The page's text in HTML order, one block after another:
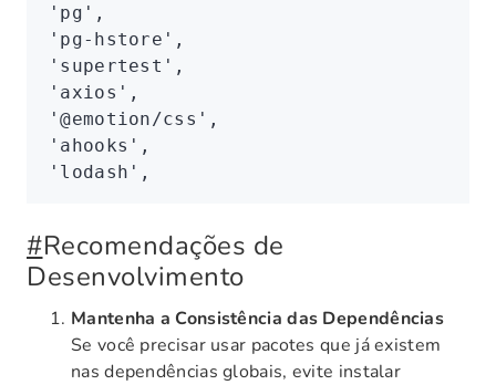
'pg' ,
'pg-hstore' ,
'supertest' ,
'axios' ,
'@emotion/css' ,
'ahooks' ,
'lodash' ,
#Recomendações de
Desenvolvimento
Mantenha a Consistência das Dependências
Se você precisar usar pacotes que já existem
nas dependências globais, evite instalar